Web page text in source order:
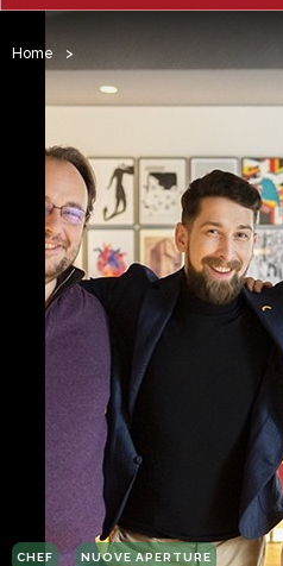
Home >
CHEF NUOVE APERTURE